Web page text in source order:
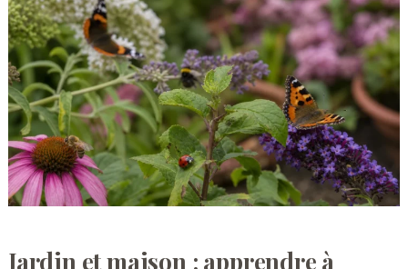
Jardin et maison : apprendre à